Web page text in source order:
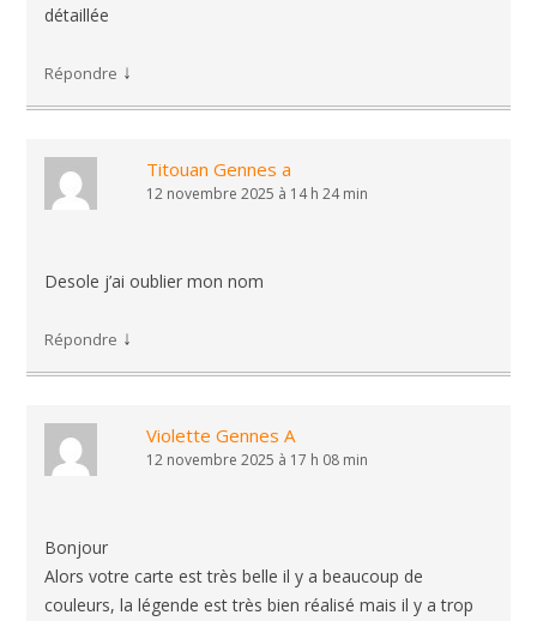
détaillée
Répondre ↓
Titouan Gennes a
12 novembre 2025 à 14 h 24 min
Desole j’ai oublier mon nom
Répondre ↓
Violette Gennes A
12 novembre 2025 à 17 h 08 min
Bonjour
Alors votre carte est très belle il y a beaucoup de
couleurs, la légende est très bien réalisé mais il y a trop